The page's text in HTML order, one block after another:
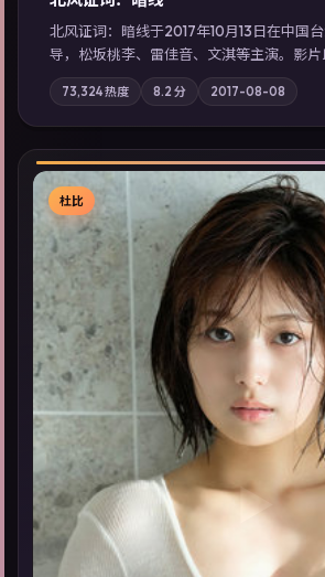
北风证词：暗线于2017年10月13日在中国
导，松坂桃李、雷佳音、文淇等主演。影片
旧案重提，真相与谎言在同一条时间线上交
地域气质；站内亦可通过「国产免费观看高
展检索同类型高分佳作，畅享高清在线追
73,324热度 8.2 分 2017-08-08
▶
杜比